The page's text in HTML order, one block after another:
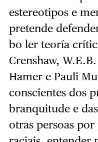
estereotipos e
pretende
bo ler teoría
Crenshaw,
Hamer e Pauli
conscientes dos
branquitude e
otras persoas